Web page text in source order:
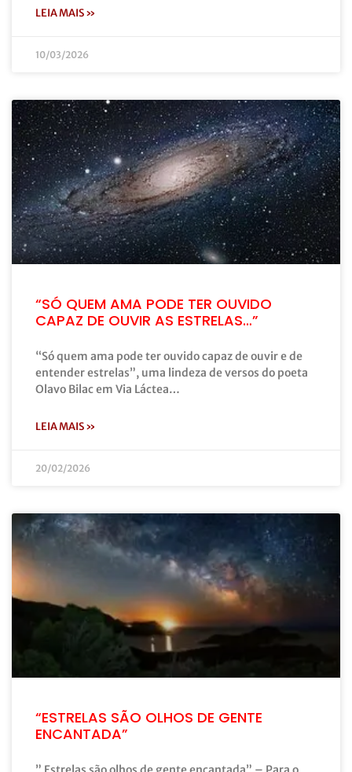
LEIA MAIS »
10/03/2026
“SÓ QUEM AMA PODE TER OUVIDO
CAPAZ DE OUVIR AS ESTRELAS…”
“Só quem ama pode ter ouvido capaz de ouvir e de
entender estrelas”, uma lindeza de versos do poeta
Olavo Bilac em Via Láctea…
LEIA MAIS »
20/02/2026
“ESTRELAS SÃO OLHOS DE GENTE
ENCANTADA”